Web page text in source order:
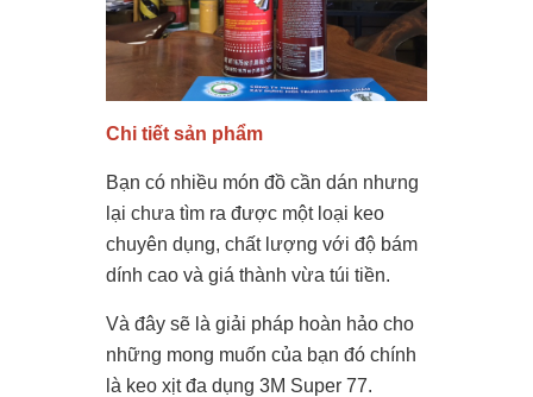
Chi tiết sản phẩm
Bạn có nhiều món đồ cần dán nhưng
lại chưa tìm ra được một loại keo
chuyên dụng, chất lượng với độ bám
dính cao và giá thành vừa túi tiền.
Và đây sẽ là giải pháp hoàn hảo cho
những mong muốn của bạn đó chính
là keo xịt đa dụng 3M Super 77.